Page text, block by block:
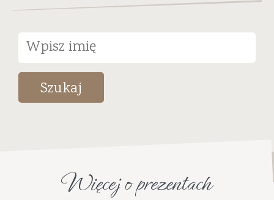
Szukaj
Więcej o prezentach